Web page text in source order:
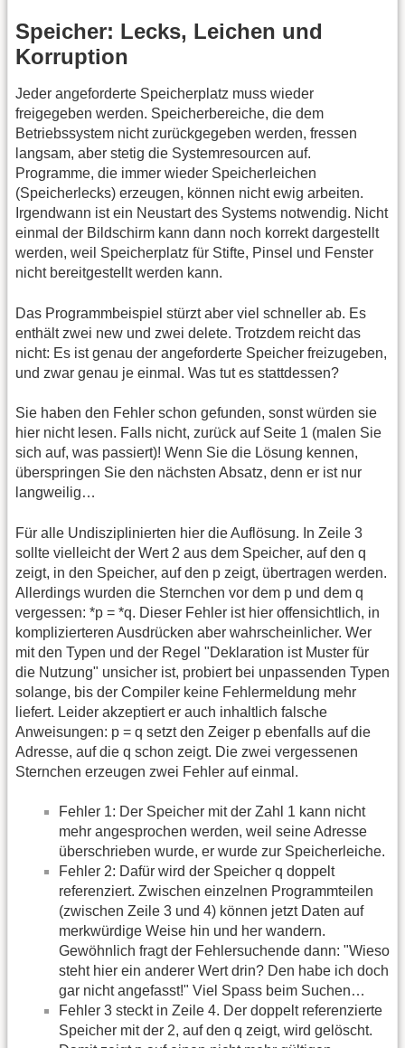
Speicher: Lecks, Leichen und
Korruption
Jeder angeforderte Speicherplatz muss wieder
freigegeben werden. Speicherbereiche, die dem
Betriebssystem nicht zurückgegeben werden, fressen
langsam, aber stetig die Systemresourcen auf.
Programme, die immer wieder Speicherleichen
(Speicherlecks) erzeugen, können nicht ewig arbeiten.
Irgendwann ist ein Neustart des Systems notwendig. Nicht
einmal der Bildschirm kann dann noch korrekt dargestellt
werden, weil Speicherplatz für Stifte, Pinsel und Fenster
nicht bereitgestellt werden kann.
Das Programmbeispiel stürzt aber viel schneller ab. Es
enthält zwei new und zwei delete. Trotzdem reicht das
nicht: Es ist genau der angeforderte Speicher freizugeben,
und zwar genau je einmal. Was tut es stattdessen?
Sie haben den Fehler schon gefunden, sonst würden sie
hier nicht lesen. Falls nicht, zurück auf Seite 1 (malen Sie
sich auf, was passiert)! Wenn Sie die Lösung kennen,
überspringen Sie den nächsten Absatz, denn er ist nur
langweilig…
Für alle Undisziplinierten hier die Auflösung. In Zeile 3
sollte vielleicht der Wert 2 aus dem Speicher, auf den q
zeigt, in den Speicher, auf den p zeigt, übertragen werden.
Allerdings wurden die Sternchen vor dem p und dem q
vergessen: *p = *q. Dieser Fehler ist hier offensichtlich, in
komplizierteren Ausdrücken aber wahrscheinlicher. Wer
mit den Typen und der Regel "Deklaration ist Muster für
die Nutzung" unsicher ist, probiert bei unpassenden Typen
solange, bis der Compiler keine Fehlermeldung mehr
liefert. Leider akzeptiert er auch inhaltlich falsche
Anweisungen: p = q setzt den Zeiger p ebenfalls auf die
Adresse, auf die q schon zeigt. Die zwei vergessenen
Sternchen erzeugen zwei Fehler auf einmal.
Fehler 1: Der Speicher mit der Zahl 1 kann nicht
mehr angesprochen werden, weil seine Adresse
überschrieben wurde, er wurde zur Speicherleiche.
Fehler 2: Dafür wird der Speicher q doppelt
referenziert. Zwischen einzelnen Programmteilen
(zwischen Zeile 3 und 4) können jetzt Daten auf
merkwürdige Weise hin und her wandern.
Gewöhnlich fragt der Fehlersuchende dann: "Wieso
steht hier ein anderer Wert drin? Den habe ich doch
gar nicht angefasst!" Viel Spass beim Suchen…
Fehler 3 steckt in Zeile 4. Der doppelt referenzierte
Speicher mit der 2, auf den q zeigt, wird gelöscht.